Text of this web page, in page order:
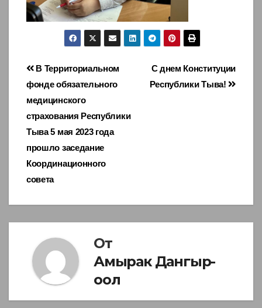
Навигация
по
записям
С днем Конституции
Республики Тыва!
В Территориальном
фонде обязательного
медицинского
страхования Республики
Тыва 5 мая 2023 года
прошло заседание
Координационного
совета
От
Амырак Дангыр-
оол